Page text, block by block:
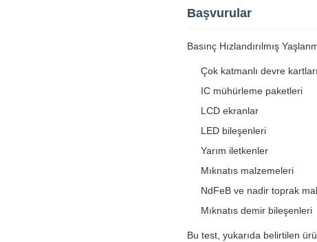
Başvurular
Basınç Hızlandırılmış
Çok katmanlı devre kartları
IC mühürleme paketleri
LCD ekranlar
LED bileşenleri
Yarım iletkenler
Mıknatıs malzemeleri
NdFeB ve nadir toprak
Mıknatıs demir bileşenleri
Bu test, yukarıda belirtilen